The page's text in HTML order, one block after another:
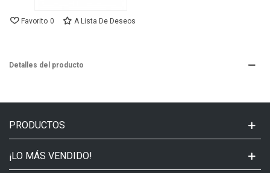
Favorito 0 A Lista De Deseos
Detalles del producto
PRODUCTOS
¡LO MÁS VENDIDO!